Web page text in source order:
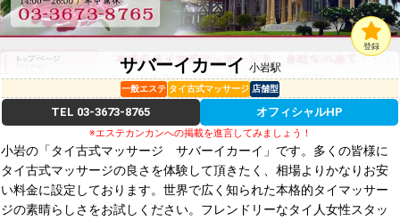
サバーイカーイ 小岩駅
登録
一般エステ タイ古式マッサージ 店舗型
TEL 03-3673-8765 オフィシャルHP
※エステカンカンへの掲載を進言してみましょう！
小岩の「タイ古式マッサージ サバーイカーイ」です。多くの皆様に
タイ古式マッサージの良さを体験して頂きたく、相場よりかなりお安
い料金に設定しております。世界で広く知られた本格的タイマッサー
ジの素晴らしさをお試しください。フレンドリーなタイ人女性スタッ